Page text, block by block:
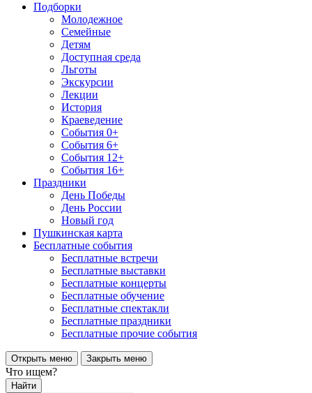
Подборки
Молодежное
Семейные
Детям
Доступная среда
Льготы
Экскурсии
Лекции
История
Краеведение
События 0+
События 6+
События 12+
События 16+
Праздники
День Победы
День России
Новый год
Пушкинская карта
Бесплатные события
Бесплатные встречи
Бесплатные выставки
Бесплатные концерты
Бесплатные обучение
Бесплатные спектакли
Бесплатные праздники
Бесплатные прочие события
Открыть меню Закрыть меню
Что ищем?
Найти